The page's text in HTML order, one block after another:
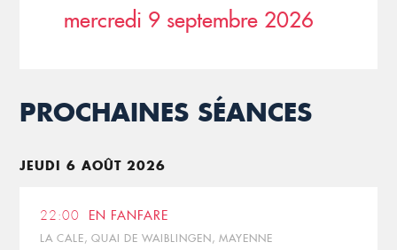
mercredi 9 septembre 2026
PROCHAINES SÉANCES
JEUDI 6 AOÛT 2026
22:00 EN FANFARE
LA CALE, QUAI DE WAIBLINGEN, MAYENNE